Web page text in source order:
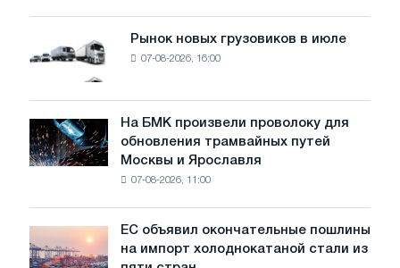
достижения
целей
обезуглероживания
Рынок
новых
грузовиков
в
июле
Рынок новых грузовиков в июле
07-08-2026, 16:00
На
БМК
произвели
трамвайных
путей
На БМК произвели проволоку для
обновления трамвайных путей
Москвы и Ярославля
07-08-2026, 11:00
объявил
ЕС объявил окончательные пошлины
на импорт холоднокатаной стали из